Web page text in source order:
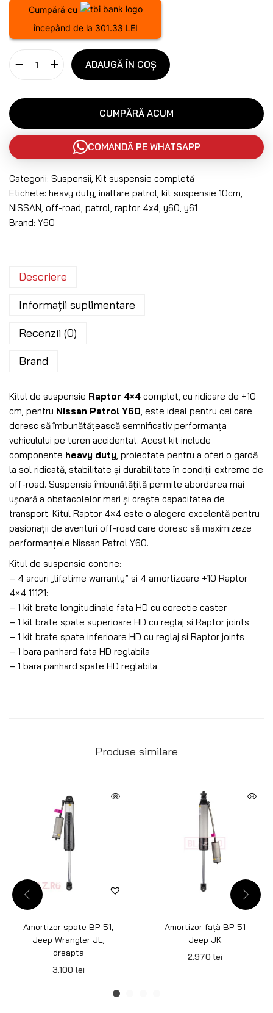
Cumpără cu
începând de la 301.33 LEI
ADAUGĂ ÎN COȘ
CUMPĂRĂ ACUM
COMANDĂ PE WHATSAPP
Categorii: Suspensii Kit suspensie completă
Etichete: heavy duty inaltare patrol kit suspensie 10cm
NISSAN off-road patrol raptor 4x4 y60 y61
Brand: Y60
Descriere
Informații suplimentare
Recenzii (0)
Brand
Kitul de suspensie Raptor 4×4 complet, cu ridicare de +10
cm, pentru Nissan Patrol Y60 , este ideal pentru cei care
doresc să îmbunătățească semnificativ performanța
vehiculului pe teren accidentat. Acest kit include
componente heavy duty , proiectate pentru a oferi o gardă
la sol ridicată, stabilitate și durabilitate în condiții extreme de
off-road. Suspensia îmbunătățită permite abordarea mai
ușoară a obstacolelor mari și crește capacitatea de
transport. Kitul Raptor 4×4 este o alegere excelentă pentru
pasionații de aventuri off-road care doresc să maximizeze
performanțele Nissan Patrol Y60.
Kitul de suspensie contine:
– 4 arcuri „lifetime warranty” si 4 amortizoare +10 Raptor
4×4 11121:
– 1 kit brate longitudinale fata HD cu corectie caster
– 1 kit brate spate superioare HD cu reglaj si Raptor joints
– 1 kit brate spate inferioare HD cu reglaj si Raptor joints
– 1 bara panhard fata HD reglabila
– 1 bara panhard spate HD reglabila
Produse similare
Amortizor spate BP-51,
Jeep Wrangler JL,
dreapta
3.100 lei
Amortizor față BP-51
Jeep JK
2.970 lei